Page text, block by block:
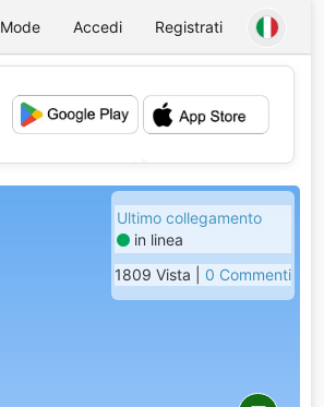
Mode Accedi Registrati
💕
Ultimo collegamento
in linea
1809 Vista | 0 Commenti